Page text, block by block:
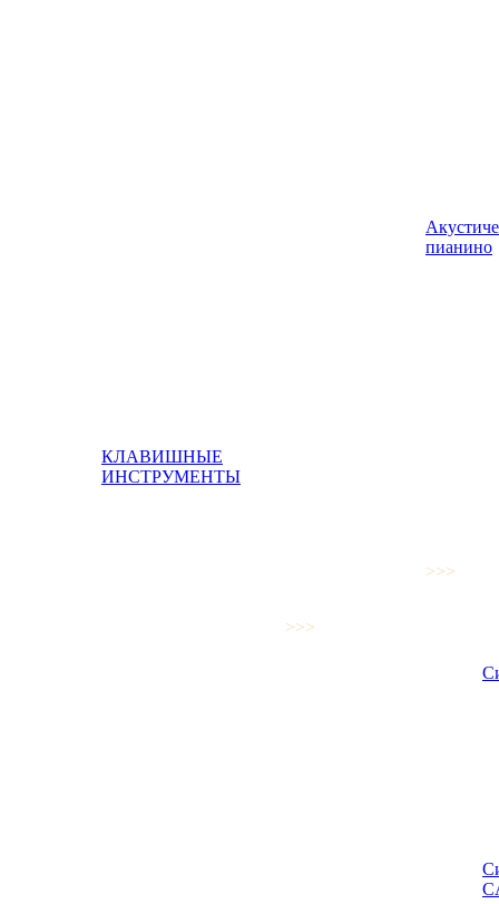
КЛАВИШНЫЕ
ИНСТРУМЕНТЫ
пианино
>>>
>>>